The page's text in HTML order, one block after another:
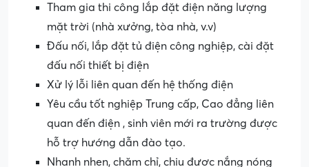
Tham gia thi công lắp đặt điện năng lượng
mặt trời (nhà xưởng, tòa nhà, v.v)
Đấu nối, lắp đặt tủ điện công nghiệp, cài đặt
đấu nối thiết bị điện
Xử lý lỗi liên quan đến hệ thống điện
Yêu cầu tốt nghiệp Trung cấp, Cao đẳng liên
quan đến điện , sinh viên mới ra trường được
hỗ trợ hướng dẫn đào tạo.
Nhanh nhẹn, chăm chỉ, chịu được nắng nóng